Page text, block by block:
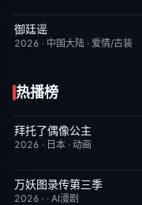
更新至第22集
御廷谣
2026 · 中国大陆 · 爱情/古装
热播榜
更新至第18集
拜托了偶像公主
2026 · 日本 · 动画
完结
万妖图录传第三季
2026 · · AI漫剧